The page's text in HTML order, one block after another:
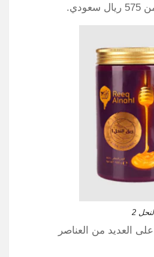
2
العديد من العناصر